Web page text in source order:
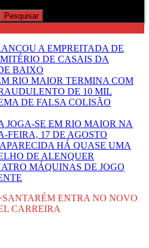
A EMPREITADA DE
DE CASAIS DA
BAIXO
RIO MAIOR TERMINA COM
DE 10 MIL
DE FALSA COLISÃO
JOGA-SE EM RIO MAIOR NA
FEIRA, 17 DE AGOSTO
HÁ QUASE UMA
DE ALENQUER
MÁQUINAS DE JOGO
SANTARÉM ENTRA NO NOVO
CARREIRA